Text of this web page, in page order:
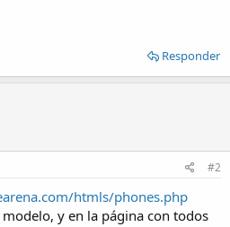
Responder
#2
htmls/phones.php
y en la página con todos